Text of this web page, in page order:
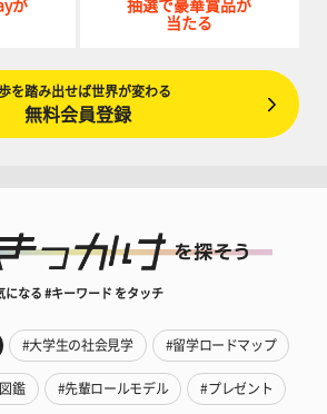
が
抽選で豪華賞品が
当たる
を踏み出せば世界が変わる
無料会員登録
になる #キーワード をタッチ
#大学生の社会見学 #留学ロードマップ
鑑 #先輩ロールモデル #プレゼント